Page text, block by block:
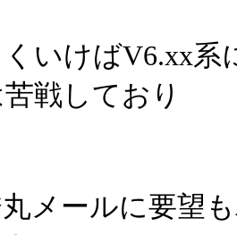
いけばV6.xx系
戦しており
メールに要望